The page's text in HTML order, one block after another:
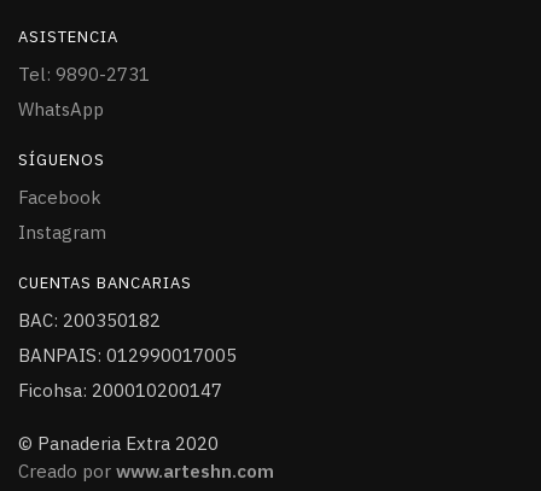
ASISTENCIA
Tel: 9890-2731
WhatsApp
SÍGUENOS
Facebook
Instagram
CUENTAS BANCARIAS
BAC: 200350182
BANPAIS: 012990017005
Ficohsa: 200010200147
© Panaderia Extra 2020
Creado por www.arteshn.com